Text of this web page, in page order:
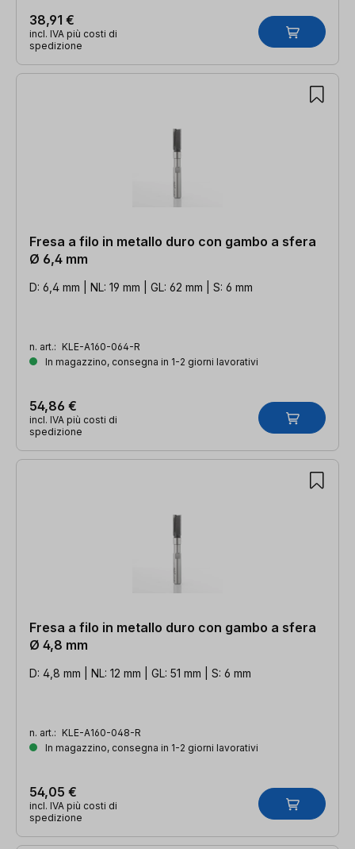
38,91 €
incl. IVA più costi di
spedizione
Fresa a filo in metallo duro con gambo a sfera
Ø 6,4 mm
D: 6,4 mm | NL: 19 mm | GL: 62 mm | S: 6 mm
n. art.: KLE-A160-064-R
In magazzino, consegna in 1-2 giorni lavorativi
54,86 €
incl. IVA più costi di
spedizione
Fresa a filo in metallo duro con gambo a sfera
Ø 4,8 mm
D: 4,8 mm | NL: 12 mm | GL: 51 mm | S: 6 mm
n. art.: KLE-A160-048-R
In magazzino, consegna in 1-2 giorni lavorativi
54,05 €
incl. IVA più costi di
spedizione